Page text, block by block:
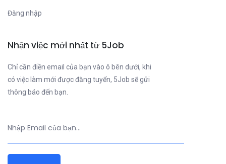
Đăng nhập
Nhận việc mới nhất từ 5Job
Chỉ cần điền email của bạn vào ô bên dưới, khi
có việc làm mới được đăng tuyển, 5Job sẽ gửi
thông báo đến bạn.